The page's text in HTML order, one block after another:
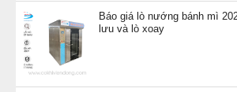
Báo giá lò nướng bánh mì
lưu và lò xoay